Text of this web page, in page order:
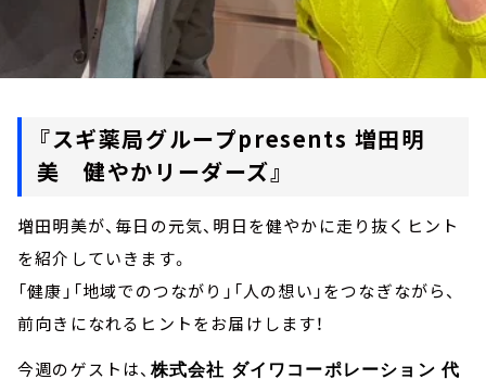
『スギ薬局グループpresents 増田明
美 健やかリーダーズ』
増田明美が、毎日の元気、明日を健やかに走り抜くヒント
を紹介していきます。
「健康」「地域でのつながり」「人の想い」をつなぎながら、
前向きになれるヒントをお届けします！
今週のゲストは、 株式会社 ダイワコーポレーション 代